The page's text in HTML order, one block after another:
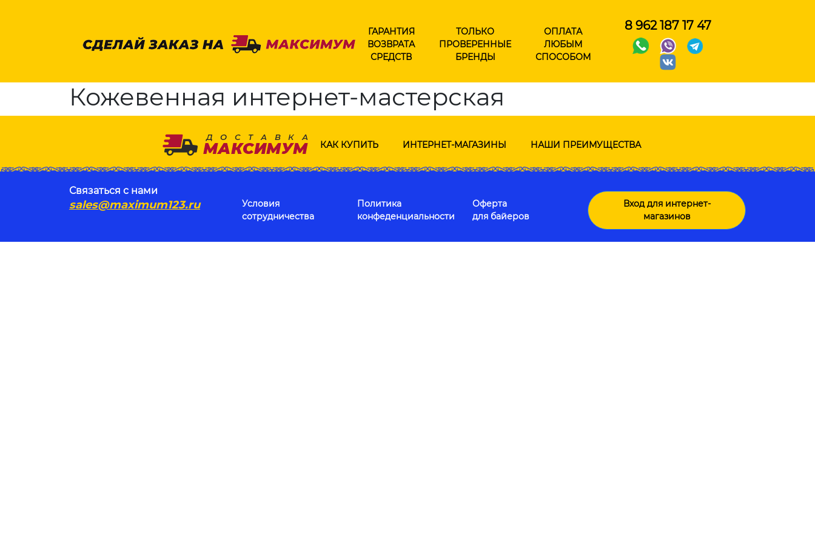
ГАРАНТИЯ
ВОЗВРАТА
СРЕДСТВ
ТОЛЬКО
ПРОВЕРЕННЫЕ
БРЕНДЫ
ОПЛАТА
ЛЮБЫМ
СПОСОБОМ
8 962 187 17 47
Кожевенная интернет-мастерская
КАК КУПИТЬ ИНТЕРНЕТ-МАГАЗИНЫ НАШИ ПРЕИМУЩЕСТВА
Связаться с нами
sales@maximum123.ru
Условия
сотрудничества
Политика
конфеденциальности
Оферта
для байеров
Вход для интернет-
магазинов